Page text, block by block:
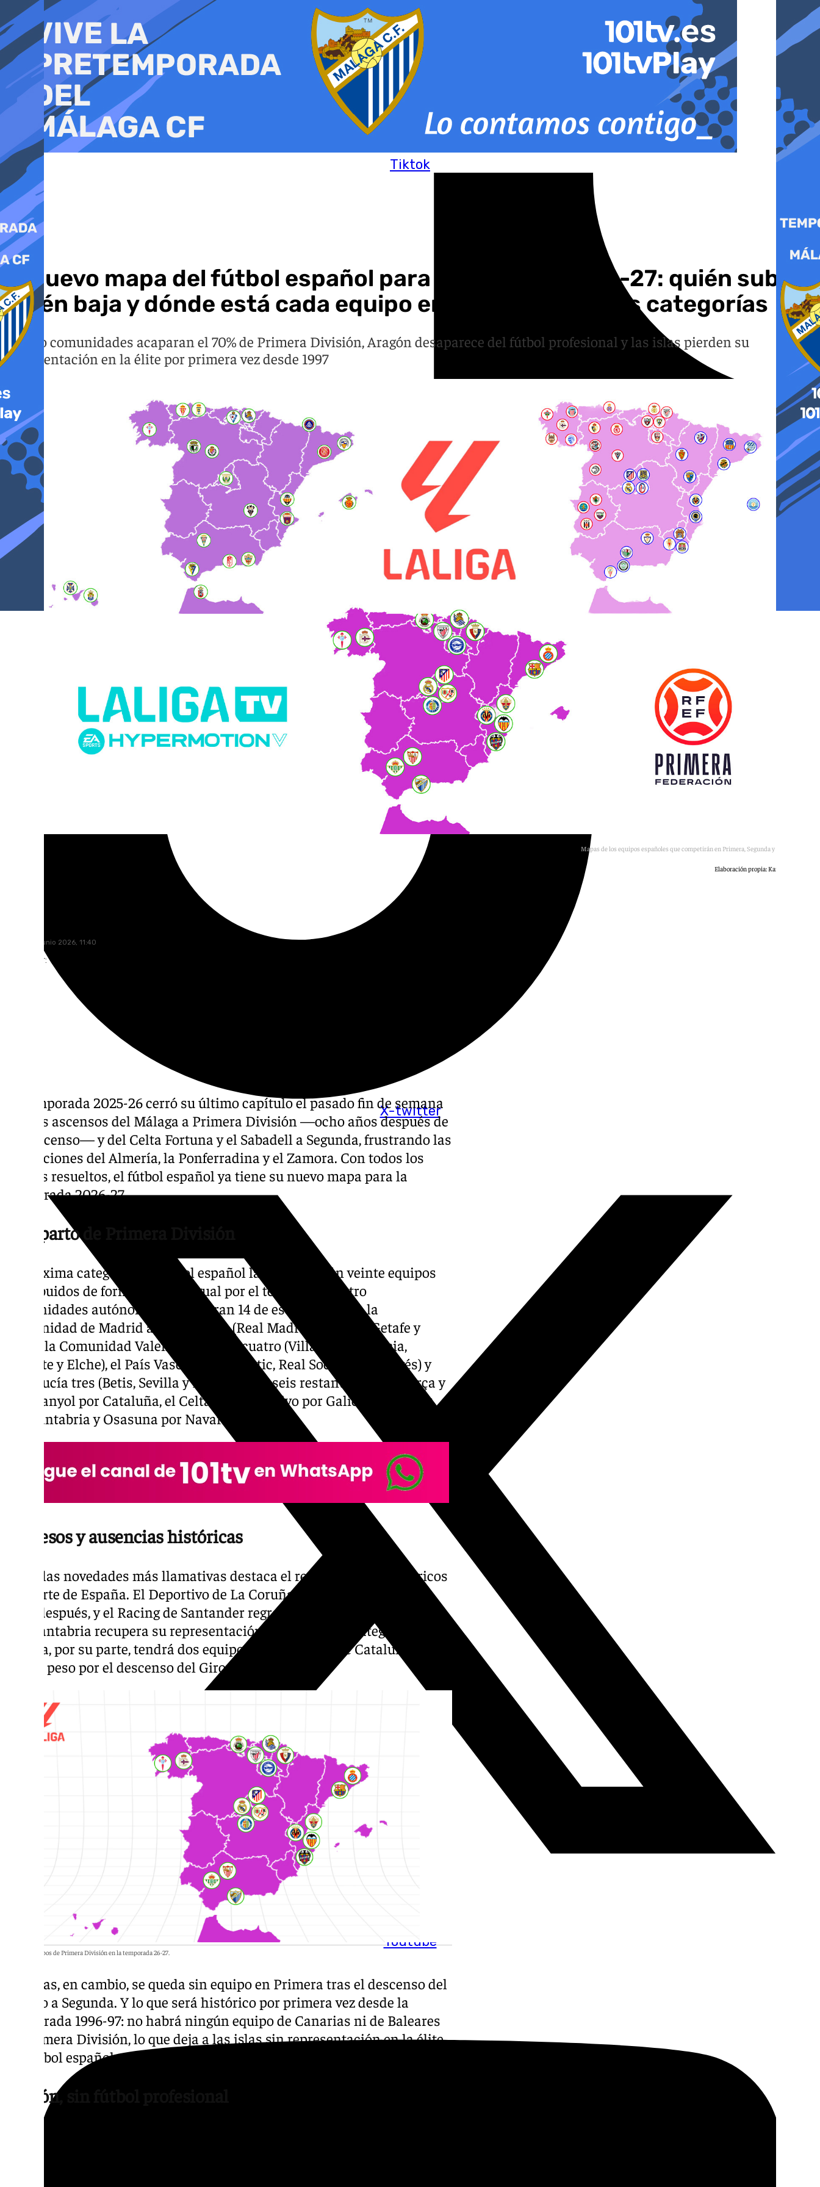
al
contenido
Tiktok
X-twitter
Youtube
Fútbol
El nuevo mapa del fútbol español para la temporada 26-27: quién sube,
quién baja y dónde está cada equipo en las tres primeras categorías
Cuatro comunidades acaparan el 70% de Primera División, Aragón desaparece del fútbol profesional y las islas pierden su
representación en la élite por primera vez desde 1997
Mapas de los equipos españoles que competirán en Primera, Segunda y Primera RFEF
Elaboración propia: Karolina Navarro
jueves, 25 junio 2026, 11:40
Compartir:
La temporada 2025-26 cerró su último capítulo el pasado fin de semana
con los ascensos del Málaga a Primera División —ocho años después de
su descenso— y del Celta Fortuna y el Sabadell a Segunda, frustrando las
aspiraciones del Almería, la Ponferradina y el Zamora. Con todos los
frentes resueltos, el fútbol español ya tiene su nuevo mapa para la
temporada 2026-27.
El reparto de Primera División
La máxima categoría del fútbol español la conformarán veinte equipos
distribuidos de forma muy desigual por el territorio. Cuatro
comunidades autónomas concentran 14 de esos 20 clubes: la
Comunidad de Madrid aporta cuatro (Real Madrid, Atlético, Getafe y
Rayo), la Comunidad Valenciana otros cuatro (Villarreal, Valencia,
Levante y Elche), el País Vasco tres (Athletic, Real Sociedad y Alavés) y
Andalucía tres (Betis, Sevilla y Málaga). Los seis restantes son el Barça y
el Espanyol por Cataluña, el Celta y el Deportivo por Galicia, el Racing
por Cantabria y Osasuna por Navarra.
Regresos y ausencias históricas
Entre las novedades más llamativas destaca el regreso de dos históricos
del norte de España. El Deportivo de La Coruña vuelve a Primera doce
años después, y el Racing de Santander regresa a la élite, lo que supone
que Cantabria recupera su representación en la máxima categoría.
Galicia, por su parte, tendrá dos equipos, los mismos que Cataluña, que
pierde peso por el descenso del Girona.
Mapa de equipos de Primera División en la temporada 26-27.
Asturias, en cambio, se queda sin equipo en Primera tras el descenso del
Oviedo a Segunda. Y lo que será histórico por primera vez desde la
temporada 1996-97: no habrá ningún equipo de Canarias ni de Baleares
en Primera División, lo que deja a las islas sin representación en la élite
del fútbol español.
Aragón, sin fútbol profesional